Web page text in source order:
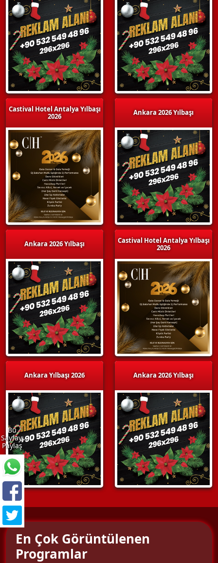
Castival Hotel Antalya Yılbaşı
2026
Ankara 2026 Yılbaşı
Ankara Yılbaşı 2026
Ankara 2026 Yılbaşı
Castival Hotel Antalya Yılbaşı
2026
Ankara 2026 Yılbaşı
Bu
Sayfayı
Paylaş
En Çok Görüntülenen
Programlar